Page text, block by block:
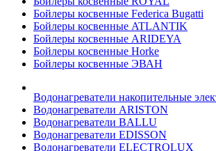
Бойлеры косвенные Federica Bugatti
Бойлеры косвенные ATLANTIK
Бойлеры косвенные ARIDEYA
Бойлеры косвенные Horke
Бойлеры косвенные ЭВАН
Водонагреватели накопительные
Водонагреватели ARISTON
Водонагреватели BALLU
Водонагреватели EDISSON
Водонагреватели ELECTROLUX